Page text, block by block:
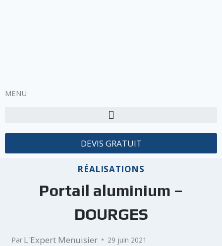
MENU
DEVIS GRATUIT
RÉALISATIONS
Portail aluminium –
DOURGES
Par L'Expert Menuisier 29 juin 2021